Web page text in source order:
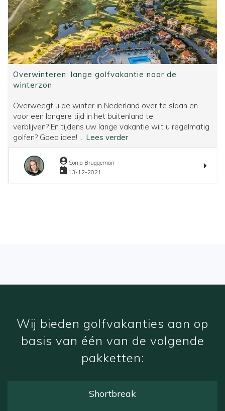
Overwinteren: lange golfvakantie naar de
winterzon
Overweegt u de winter in Nederland over te slaan en
voor een langere tijd in het buitenland te
verblijven? En tijdens uw lange vakantie wilt u regelmatig
golfen? Goed idee! ... Lees verderOverwinteren:
lange
Sonja Bruggeman
13-12-2021
Wij bieden golfvakanties aan op
basis van één van de volgende
pakketten:
Shortbreak